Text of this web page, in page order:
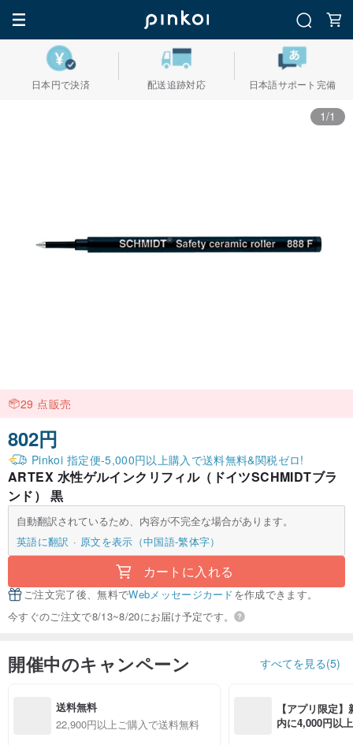
日本円で決済 配送追跡対応 日本語サポート完備
1/1
29 点販売
802円
Pinkoi 指定便-5,000円以上購入で送料無料&関税ゼロ!
ARTEX 水性ゲルインクリフィル（ドイツSCHMIDTブラ
ンド） 黒
自動翻訳されているため、内容が不完全な場合があります。
英語に翻訳
原文を表示（中国語-繁体字）
カートに入れる
ご注文完了後、無料でWebメッセージカードを作成できます。
今すぐのご注文で8/13~8/20にお届け予定です。
開催中のキャンペーン すべてを見る(5)
送料無料
22,900円以上ご購入で送料無料
【アプリ限定
内に4,000円以